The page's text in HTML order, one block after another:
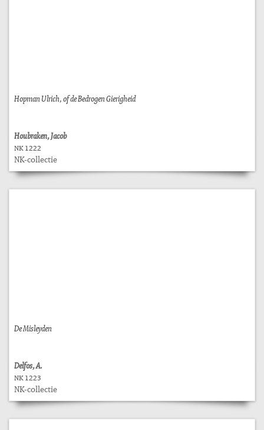
Hopman Ulrich, of de Bedrogen Gierigheid
Houbraken, Jacob
NK 1222
NK-collectie
De Misleyden
Delfos, A.
NK 1223
NK-collectie